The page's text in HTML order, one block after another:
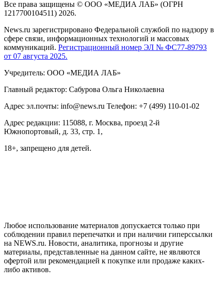
Все права защищены © ООО «МЕДИА ЛАБ» (ОГРН
1217700104511) 2026.
News.ru зарегистрировано Федеральной службой по надзору в
сфере связи, информационных технологий и массовых
коммуникаций. Регистрационный номер ЭЛ № ФС77-89793
от 07 августа 2025.
Учредитель: ООО «МЕДИА ЛАБ»
Главный редактор: Сабурова Ольга Николаевна
Адрес эл.почты: info@news.ru Телефон: +7 (499) 110-01-02
Адрес редакции: 115088, г. Москва, проезд 2-й
Южнопортовый, д. 33, стр. 1,
18+, запрещено для детей.
Любое использование материалов допускается только при
соблюдении правил перепечатки и при наличии гиперссылки
на NEWS.ru. Новости, аналитика, прогнозы и другие
материалы, представленные на данном сайте, не являются
офертой или рекомендацией к покупке или продаже каких-
либо активов.